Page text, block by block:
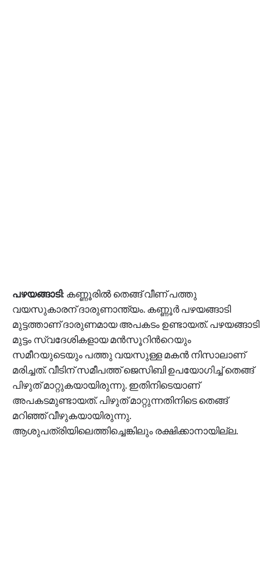
പഴയങ്ങാടി: കണ്ണൂരിൽ തെങ്ങ് വീണ് പത്തു
വയസുകാരന് ദാരുണാന്ത്യം. കണ്ണൂര്‍ പഴയങ്ങാടി
മുട്ടത്താണ് ദാരുണമായ അപകടം ഉണ്ടായത്. പഴയങ്ങാടി
മുട്ടം സ്വദേശികളായ മൻസൂറിന്‍റെയും
സമീറയുടെയും പത്തു വയസുള്ള മകൻ നിസാലാണ്
മരിച്ചത്. വീടിന് സമീപത്ത് ജെസിബി ഉപയോഗിച്ച് തെങ്ങ്
പിഴുത് മാറ്റുകയായിരുന്നു. ഇതിനിടെയാണ്
അപകടമുണ്ടായത്. പിഴുത് മാറ്റുന്നതിനിടെ തെങ്ങ്
മറിഞ്ഞ് വീഴുകയായിരുന്നു.
ആശുപത്രിയിലെത്തിച്ചെങ്കിലും രക്ഷിക്കാനായില്ല.